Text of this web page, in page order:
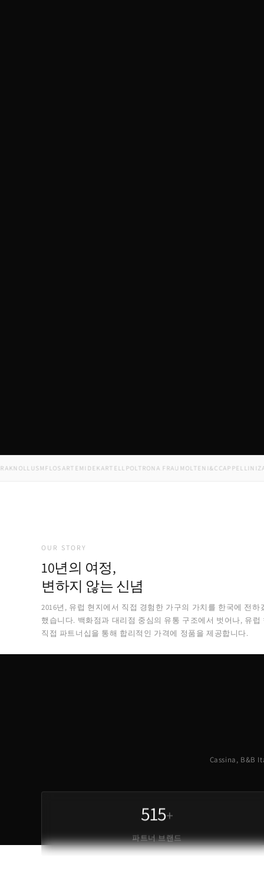
USMFLOS ARTEMIDE KARTELLPOLTRONA FRAU MOLTENI&C CAPPELLINI
OUR STORY
10년의 여정,
변하지 않는 신념
2016년, 유럽 현지에서 직접 경험한 가구의 가치를 한국에 전하
했습니다. 백화점과 대리점 중심의 유통 구조에서 벗어나, 유럽
직접 파트너십을 통해 합리적인 가격에 정품을 제공합니다.
Cassina, B&B
515+
파트너 브랜드